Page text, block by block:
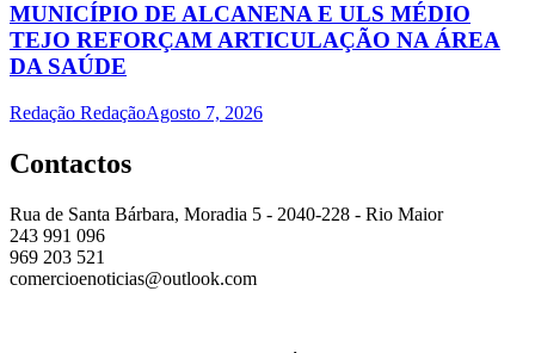
MUNICÍPIO DE ALCANENA E ULS MÉDIO
TEJO REFORÇAM ARTICULAÇÃO NA ÁREA
DA SAÚDE
Redação RedaçãoAgosto 7, 2026
Contactos
Rua de Santa Bárbara, Moradia 5 - 2040-228 - Rio Maior
243 991 096
969 203 521
comercioenoticias@outlook.com